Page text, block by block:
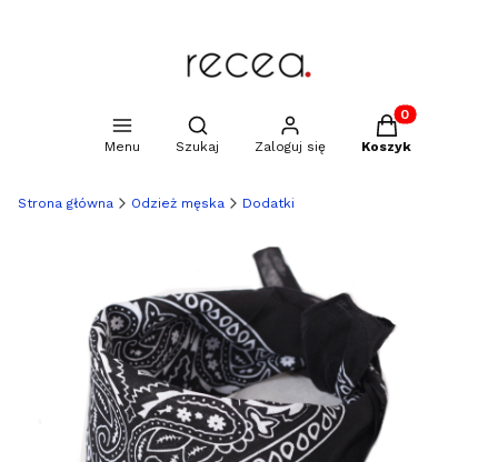
Menu
Otwórz wyszukiwarkę
Szukaj Zaloguj się
Produkty w
Koszyk
Strona główna Odzież męska Dodatki